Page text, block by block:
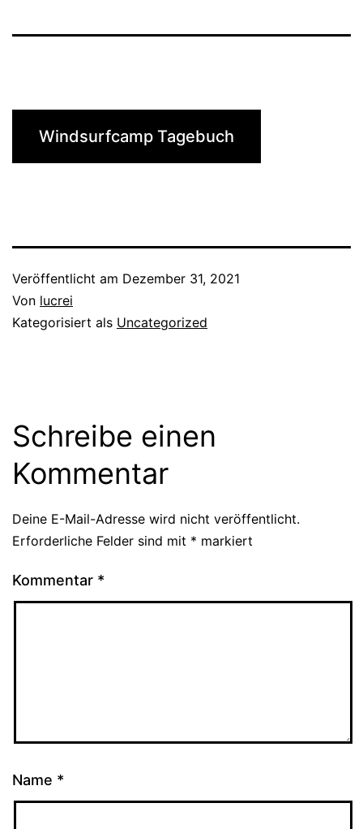
Windsurfcamp Tagebuch
Veröffentlicht am Dezember 31, 2021
Von lucrei
Kategorisiert als Uncategorized
Schreibe einen
Kommentar
Deine E-Mail-Adresse wird nicht veröffentlicht.
Erforderliche Felder sind mit * markiert
Kommentar *
Name *